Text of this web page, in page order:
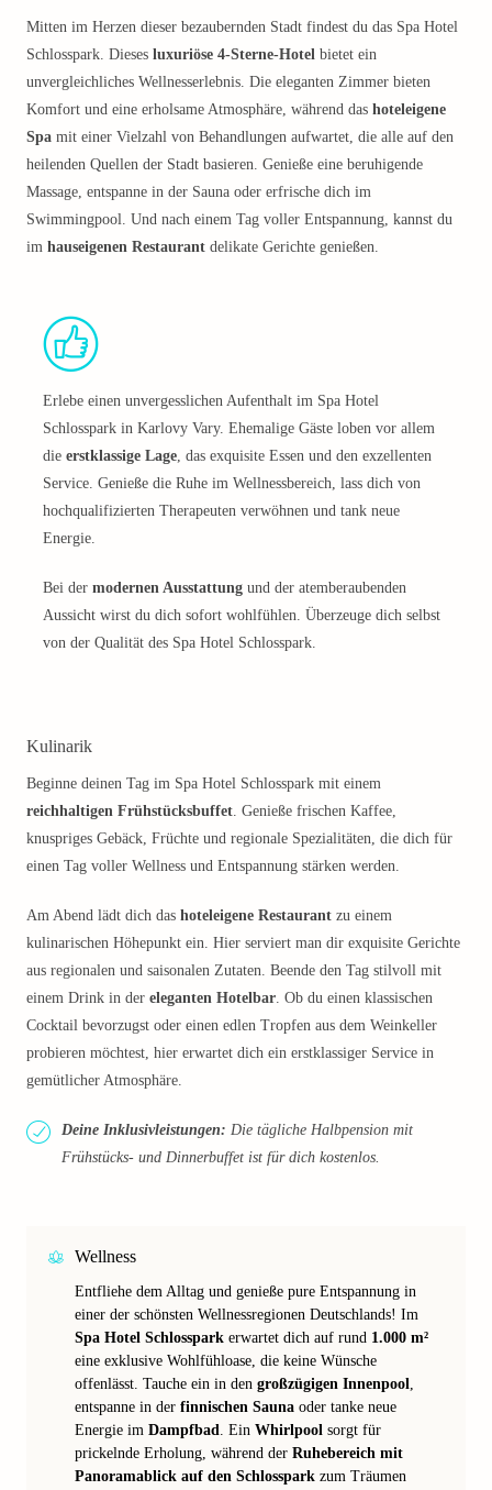
Mitten im Herzen dieser bezaubernden Stadt findest du das Spa Hotel
Schlosspark. Dieses luxuriöse 4-Sterne-Hotel bietet ein
unvergleichliches Wellnesserlebnis. Die eleganten Zimmer bieten
Komfort und eine erholsame Atmosphäre, während das hoteleigene
Spa mit einer Vielzahl von Behandlungen aufwartet, die alle auf den
heilenden Quellen der Stadt basieren. Genieße eine beruhigende
Massage, entspanne in der Sauna oder erfrische dich im
Swimmingpool. Und nach einem Tag voller Entspannung, kannst du
im hauseigenen Restaurant delikate Gerichte genießen.
Erlebe einen unvergesslichen Aufenthalt im Spa Hotel
Schlosspark in Karlovy Vary. Ehemalige Gäste loben vor allem
die erstklassige Lage, das exquisite Essen und den exzellenten
Service. Genieße die Ruhe im Wellnessbereich, lass dich von
hochqualifizierten Therapeuten verwöhnen und tank neue
Energie.
Bei der modernen Ausstattung und der atemberaubenden
Aussicht wirst du dich sofort wohlfühlen. Überzeuge dich selbst
von der Qualität des Spa Hotel Schlosspark.
Kulinarik
Beginne deinen Tag im Spa Hotel Schlosspark mit einem
reichhaltigen Frühstücksbuffet. Genieße frischen Kaffee,
knuspriges Gebäck, Früchte und regionale Spezialitäten, die dich für
einen Tag voller Wellness und Entspannung stärken werden.
Am Abend lädt dich das hoteleigene Restaurant zu einem
kulinarischen Höhepunkt ein. Hier serviert man dir exquisite Gerichte
aus regionalen und saisonalen Zutaten. Beende den Tag stilvoll mit
einem Drink in der eleganten Hotelbar. Ob du einen klassischen
Cocktail bevorzugst oder einen edlen Tropfen aus dem Weinkeller
probieren möchtest, hier erwartet dich ein erstklassiger Service in
gemütlicher Atmosphäre.
Deine Inklusivleistungen: Die tägliche Halbpension mit
Frühstücks- und Dinnerbuffet ist für dich kostenlos.
Wellness
Entfliehe dem Alltag und genieße pure Entspannung in
einer der schönsten Wellnessregionen Deutschlands! Im
Spa Hotel Schlosspark erwartet dich auf rund 1.000 m²
eine exklusive Wohlfühloase, die keine Wünsche
offenlässt. Tauche ein in den großzügigen Innenpool,
entspanne in der finnischen Sauna oder tanke neue
Energie im Dampfbad. Ein Whirlpool sorgt für
prickelnde Erholung, während der Ruhebereich mit
Panoramablick auf den Schlosspark zum Träumen